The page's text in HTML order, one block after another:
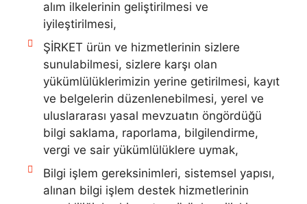
alım ilkelerinin geliştirilmesi ve
iyileştirilmesi,
ŞİRKET ürün ve hizmetlerinin sizlere
sunulabilmesi, sizlere karşı olan
yükümlülüklerimizin yerine getirilmesi, kayıt
ve belgelerin düzenlenebilmesi, yerel ve
uluslararası yasal mevzuatın öngördüğü
bilgi saklama, raporlama, bilgilendirme,
vergi ve sair yükümlülüklere uymak,
Bilgi işlem gereksinimleri, sistemsel yapısı,
alınan bilgi işlem destek hizmetlerinin